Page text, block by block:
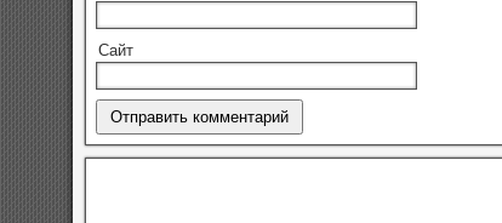
Сайт